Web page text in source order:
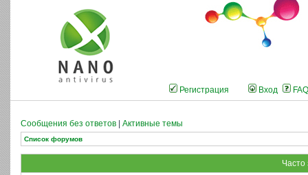
Регистрация Вход FAQ
Сообщения без ответов Активные темы
Список форумов
Часто